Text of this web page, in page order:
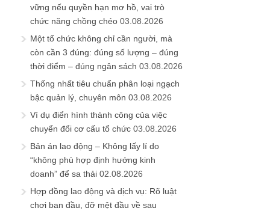
vững nếu quyền hạn mơ hồ, vai trò
chức năng chồng chéo 03.08.2026
Một tổ chức không chỉ cần người, mà
còn cần 3 đúng: đúng số lượng – đúng
thời điểm – đúng ngân sách 03.08.2026
Thống nhất tiêu chuẩn phân loại ngạch
bậc quản lý, chuyên môn 03.08.2026
Ví dụ điển hình thành công của việc
chuyển đổi cơ cấu tổ chức 03.08.2026
Bản án lao động – Không lấy lí do
“không phù hợp định hướng kinh
doanh” để sa thải 02.08.2026
Hợp đồng lao động và dịch vụ: Rõ luật
chơi ban đầu, đỡ mệt đầu về sau